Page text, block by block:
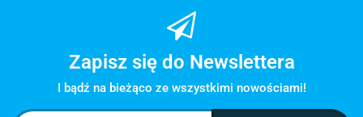
Zapisz się do Newslettera
I bądź na bieżąco ze wszystkimi nowościami!